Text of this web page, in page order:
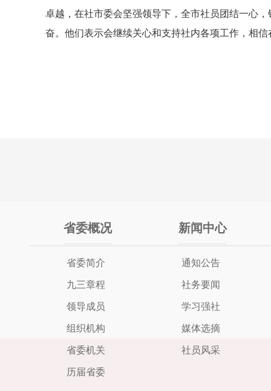
卓越，在社市委会坚强领导下，全市社员团结一心
奋。他们表示会继续关心和支持社内各项工作，相
省委概况
省委简介
九三章程
领导成员
组织机构
省委机关
历届省委
新闻中心
通知公告
社务要闻
学习强社
媒体选摘
社员风采